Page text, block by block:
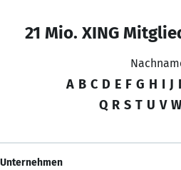
21 Mio. XING
A B C D E F G H I J
Q R S T U V W
Unternehmen